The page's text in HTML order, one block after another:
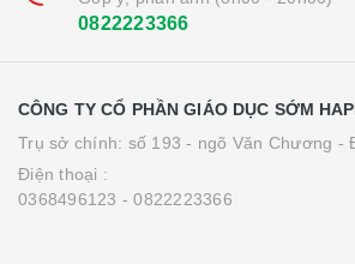
0822223366
CÔNG TY CỔ PHẦN GIÁO DỤC SỚM
Trụ sở chính: số 193 - ngõ Văn Chương -
Điện thoại :
0368496123 - 0822223366